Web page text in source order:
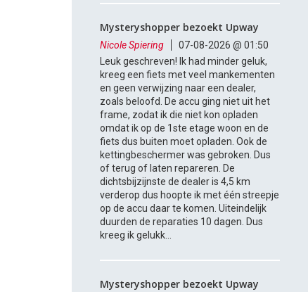
Mysteryshopper bezoekt Upway
Nicole Spiering
07-08-2026 @ 01:50
Leuk geschreven! Ik had minder geluk,
kreeg een fiets met veel mankementen
en geen verwijzing naar een dealer,
zoals beloofd. De accu ging niet uit het
frame, zodat ik die niet kon opladen
omdat ik op de 1ste etage woon en de
fiets dus buiten moet opladen. Ook de
kettingbeschermer was gebroken. Dus
of terug of laten repareren. De
dichtsbijzijnste de dealer is 4,5 km
verderop dus hoopte ik met één streepje
op de accu daar te komen. Uiteindelijk
duurden de reparaties 10 dagen. Dus
kreeg ik gelukk...
Mysteryshopper bezoekt Upway